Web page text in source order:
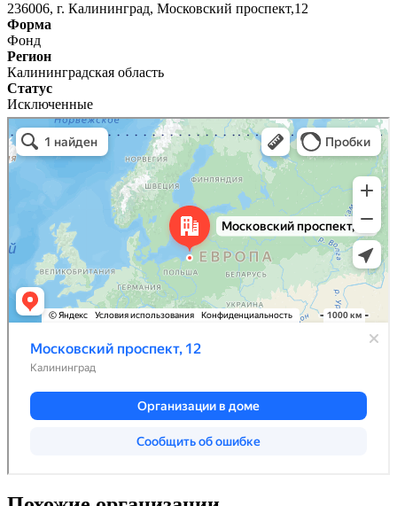
236006, г. Калининград, Московский проспект,12
Форма
Фонд
Регион
Калининградская область
Статус
Исключенные